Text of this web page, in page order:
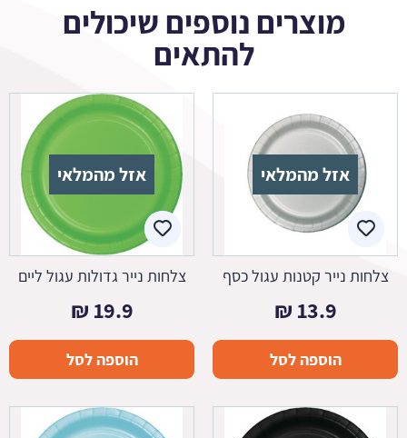
מוצרים נוספים שיכולים
להתאים
אזל מהמלאי
צלחות נייר קטנות עגול כסף
13.9
₪
הוספה לסל
אזל מהמלאי
צלחות נייר גדולות עגול ליים
19.9
₪
הוספה לסל